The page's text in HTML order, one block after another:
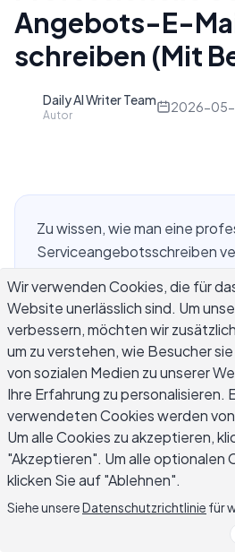
Angebots-E-
schreiben (Mit
Daily AI Writer Team
Autor
2026-
Zu wissen, wie man eine
Serviceangebotsschreiben
und Agenturteams. Wenn
öffnen Sie Türen zu neuen
Calls oder teure Anzeigen.
machen, landet Ihre E-Mail
die in weniger als fünf
werden. Der Empfänger
liest die ersten zwei Sätze
weitermacht. Egal ob Sie zum
anwerben oder nach einer
gelten die gleichen
mit dem Problem des
Wir verwenden Cookies, die für
Website unerlässlich sind. Um
verbessern, möchten wir
um zu verstehen, wie Besucher
von sozialen Medien zu unserer
Ihre Erfahrung zu personalisieren.
verwendeten Cookies werden
Um alle Cookies zu akzeptieren,
"Akzeptieren". Um alle optionalen
klicken Sie auf "Ablehnen".
Siehe unsereDatenschutzrichtlinie für